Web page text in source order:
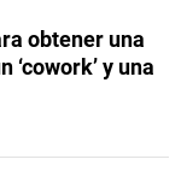
obtener una
y una